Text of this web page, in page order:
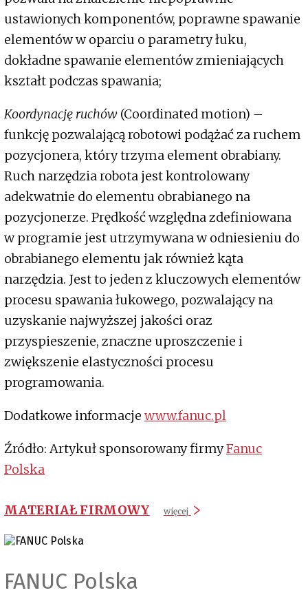
ustawionych komponentów, poprawne spawanie
elementów w oparciu o parametry łuku,
dokładne spawanie elementów zmieniających
kształt podczas spawania;
Koordynację ruchów (Coordinated motion) –
funkcję pozwalającą robotowi podążać za ruchem
pozycjonera, który trzyma element obrabiany.
Ruch narzędzia robota jest kontrolowany
adekwatnie do elementu obrabianego na
pozycjonerze. Prędkość względna zdefiniowana
w programie jest utrzymywana w odniesieniu do
obrabianego elementu jak również kąta
narzędzia. Jest to jeden z kluczowych elementów
procesu spawania łukowego, pozwalający na
uzyskanie najwyższej jakości oraz
przyspieszenie, znaczne uproszczenie i
zwiększenie elastyczności procesu
programowania.
Dodatkowe informacje www.fanuc.pl
Źródło: Artykuł sponsorowany firmyFanuc
Polska
MATERIAŁ FIRMOWY więcej
FANUC Polska